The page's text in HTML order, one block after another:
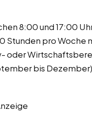
8:00 und 17:00
Stunden pro Woche
oder
bis